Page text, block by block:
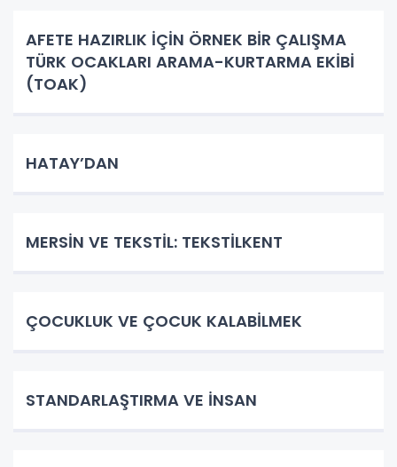
AFETE HAZIRLIK İÇİN ÖRNEK BİR ÇALIŞMA
TÜRK OCAKLARI ARAMA-KURTARMA EKİBİ
(TOAK)
HATAY’DAN
MERSİN VE TEKSTİL: TEKSTİLKENT
ÇOCUKLUK VE ÇOCUK KALABİLMEK
STANDARLAŞTIRMA VE İNSAN